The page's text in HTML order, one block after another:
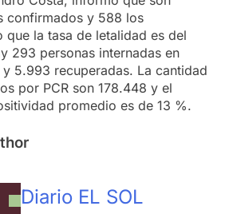
confirmados y 588 los
la tasa de letalidad es del
293 personas internadas en
5.993 recuperadas. La cantidad
por PCR son 178.448 y el
promedio es de 13 %.
Diario EL SOL